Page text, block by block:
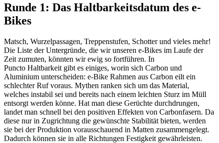
Runde 1: Das Haltbarkeitsdatum des e-
Bikes
Matsch, Wurzelpassagen, Treppenstufen, Schotter und vieles mehr!
Die Liste der Untergründe, die wir unseren e-Bikes im Laufe der
Zeit zumuten, könnten wir ewig so fortführen. In
Puncto Haltbarkeit gibt es einiges, worin sich Carbon und
Aluminium unterscheiden: e-Bike Rahmen aus Carbon eilt ein
schlechter Ruf voraus. Mythen ranken sich um das Material,
welches instabil sei und bereits nach einem leichten Sturz im Müll
entsorgt werden könne. Hat man diese Gerüchte durchdrungen,
landet man schnell bei den positiven Effekten von Carbonfasern. Da
diese nur in Zugrichtung die gewünschte Stabilität bieten, werden
sie bei der Produktion vorausschauend in Matten zusammengelegt.
Dadurch können sie in alle Richtungen Festigkeit gewährleisten.